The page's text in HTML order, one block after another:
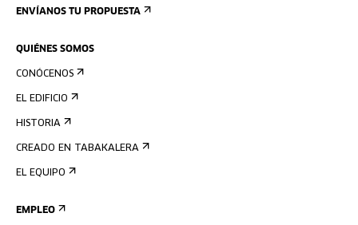
ENVÍANOS TU PROPUESTA
QUIÉNES SOMOS
CONÓCENOS
EL EDIFICIO
HISTORIA
CREADO EN TABAKALERA
EL EQUIPO
EMPLEO